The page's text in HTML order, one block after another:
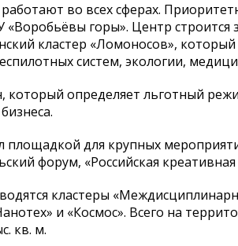
во всех сферах.
горы». Центр строится
кластер «Ломоносов»,
систем, экологии,
который определяет льготный
площадкой для крупных
форум, «Российская
кластеры
и «Космос». Всего на
кв. м.